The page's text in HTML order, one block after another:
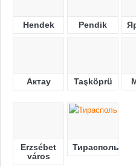
Hendek Pendik
Актау Taşköprü
Erzsébet
város
Тирасполь